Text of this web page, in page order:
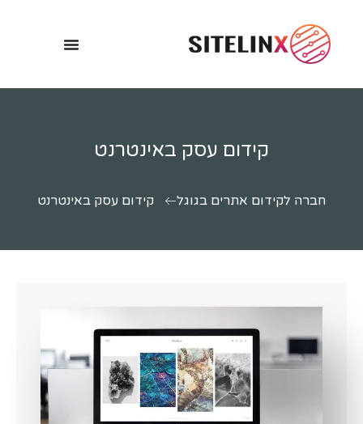
קידום עסק באינטרנט
חברה לקידום אתרים בגוגל קידום עסק באינטרנט